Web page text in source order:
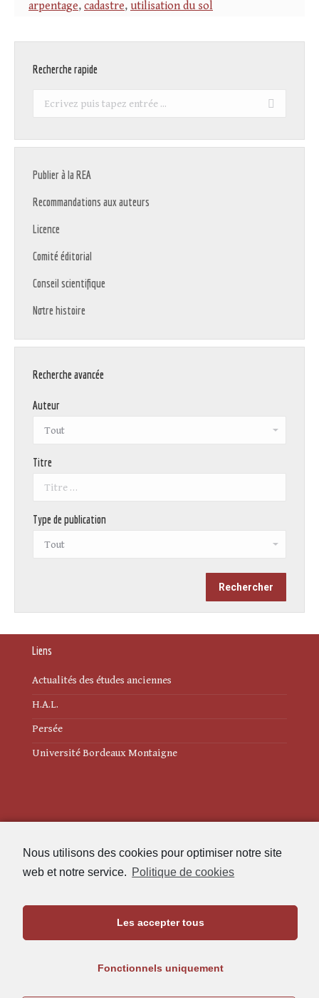
Nous utilisons des cookies pour optimiser notre site
web et notre service. Politique de cookies
Les accepter tous
Fonctionnels uniquement
arpentage, cadastre, utilisation du sol
Recherche rapide
Recherche
Publier à la REA
Recommandations aux auteurs
Licence
Comité éditorial
Conseil scientifique
Notre histoire
Recherche avancée
Auteur
Titre
Type de publication
Liens
Actualités des études anciennes
H.A.L.
Persée
Université Bordeaux Montaigne
Politique de cookies (UE)
Maison de l'Archéologie